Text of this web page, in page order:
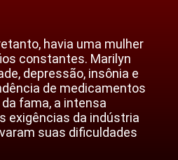
havia uma mulher
constantes. Marilyn
depressão, insônia e
de medicamentos
fama, a intensa
exigências da indústria
suas dificuldades